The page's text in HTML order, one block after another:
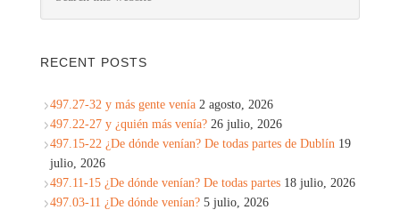
RECENT POSTS
497.27-32 y más gente venía 2 agosto, 2026
497.22-27 y ¿quién más venía? 26 julio, 2026
497.15-22 ¿De dónde venían? De todas partes de Dublín 19
julio, 2026
497.11-15 ¿De dónde venían? De todas partes 18 julio, 2026
497.03-11 ¿De dónde venían? 5 julio, 2026